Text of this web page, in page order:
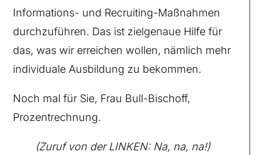
Informations- und Recruiting-Maßnahmen
durchzuführen. Das ist zielgenaue Hilfe für
das, was wir erreichen wollen, nämlich mehr
individuale Ausbildung zu bekommen.
Noch mal für Sie, Frau Bull-Bischoff,
Prozentrechnung.
(Zuruf von der LINKEN: Na, na, na!)